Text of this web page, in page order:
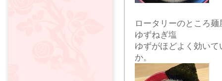
ロータリーのところ麺
ゆずねぎ塩
ゆずがほどよく効い
か。